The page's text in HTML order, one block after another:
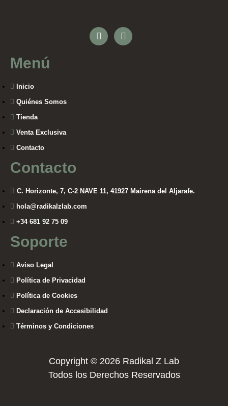
Menú
Inicio
Quiénes Somos
Tienda
Venta Exclusiva
Contacto
Contacto
C. Horizonte, 7, C-2 NAVE 11, 41927 Mairena del Aljarafe.
hola@radikalzlab.com
+34 681 92 75 09
Soporte
Aviso Legal
Política de Privacidad
Política de Cookies
Declaración de Accesibilidad
Términos y Condiciones
Copyright © 2026 Radikal Z Lab
Todos los Derechos Reservados